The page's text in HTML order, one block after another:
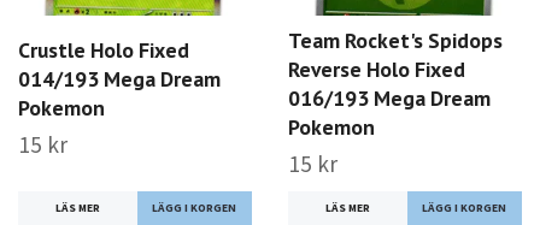
Crustle Holo Fixed
014/193 Mega Dream
Pokemon
15 kr
LÄS MER
Team Rocket's Spidops
Reverse Holo Fixed
016/193 Mega Dream
Pokemon
15 kr
LÄS MER